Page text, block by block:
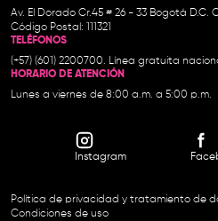
Av. El Dorado Cr.45 # 26 - 33 Bogotá D.C.
Código Postal: 111321
TELÉFONOS
(+57) (601) 2200700. Línea gratuita
HORARIO DE ATENCIÓN
Lunes a viernes de 8:00 a.m. a 5:00 p.m.
Instagram
Política de privacidad y tratamiento de
Condiciones de uso